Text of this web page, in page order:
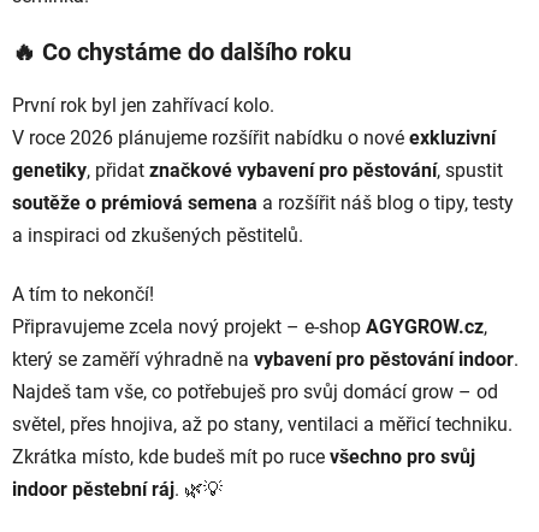
🔥 Co chystáme do dalšího roku
První rok byl jen zahřívací kolo.
V roce 2026 plánujeme rozšířit nabídku o nové exkluzivní
genetiky, přidat značkové vybavení pro pěstování, spustit
soutěže o prémiová semena a rozšířit náš blog o tipy, testy
a inspiraci od zkušených pěstitelů.
A tím to nekončí!
Připravujeme zcela nový projekt – e-shop AGYGROW.cz,
který se zaměří výhradně na vybavení pro pěstování indoor.
Najdeš tam vše, co potřebuješ pro svůj domácí grow – od
světel, přes hnojiva, až po stany, ventilaci a měřicí techniku.
Zkrátka místo, kde budeš mít po ruce všechno pro svůj
indoor pěstební ráj. 🌿💡